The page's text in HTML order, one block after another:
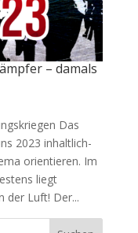
– damals
Das
2023 inhaltlich-
orientieren. Im
liegt
der Luft! Der...